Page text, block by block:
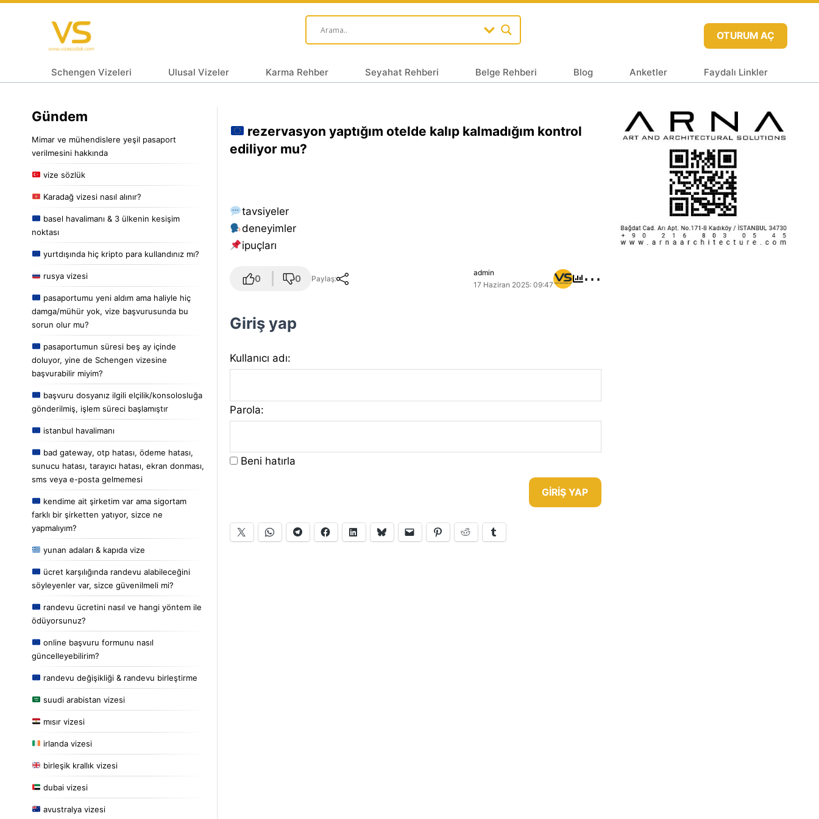
OTURUM AÇ
Schengen Vizeleri Ulusal Vizeler Karma Rehber Seyahat Rehberi Belge Rehberi Blog Anketler Faydalı Linkler
Gündem
Mimar ve mühendislere yeşil pasaport
verilmesini hakkında
vize sözlük
Karadağ vizesi nasıl alınır?
basel havalimanı & 3 ülkenin kesişim
noktası
yurtdışında hiç kripto para kullandınız mı?
rusya vizesi
pasaportumu yeni aldım ama haliyle hiç
damga/mühür yok, vize başvurusunda bu
sorun olur mu?
pasaportumun süresi beş ay içinde
doluyor, yine de Schengen vizesine
başvurabilir miyim?
başvuru dosyanız ilgili elçilik/konsolosluğa
gönderilmiş, işlem süreci başlamıştır
istanbul havalimanı
bad gateway, otp hatası, ödeme hatası,
sunucu hatası, tarayıcı hatası, ekran donması,
sms veya e-posta gelmemesi
kendime ait şirketim var ama sigortam
farklı bir şirketten yatıyor, sizce ne
yapmalıyım?
yunan adaları & kapıda vize
ücret karşılığında randevu alabileceğini
söyleyenler var, sizce güvenilmeli mi?
randevu ücretini nasıl ve hangi yöntem ile
ödüyorsunuz?
online başvuru formunu nasıl
güncelleyebilirim?
randevu değişikliği & randevu birleştirme
suudi arabistan vizesi
mısır vizesi
irlanda vizesi
birleşik krallık vizesi
dubai vizesi
avustralya vizesi
rezervasyon yaptığım otelde kalıp kalmadığım kontrol
ediliyor mu?
tavsiyeler
deneyimler
i̇puçları
0 0 Paylaş:
admin
17 Haziran 2025: 09:47
⋯
Giriş yap
Kullanıcı adı:
Parola:
Beni hatırla
GIRIŞ YAP